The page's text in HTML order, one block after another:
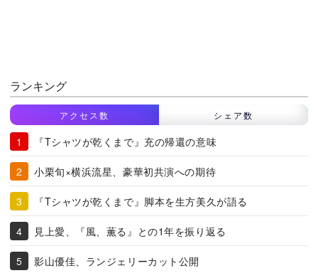
ランキング
アクセス数 シェア数
『Tシャツが乾くまで』充の帰還の意味
小栗旬×横浜流星、豪華初共演への期待
『Tシャツが乾くまで』脚本を生方美久が語る
見上愛、『風、薫る』との1年を振り返る
影山優佳、ランジェリーカット公開